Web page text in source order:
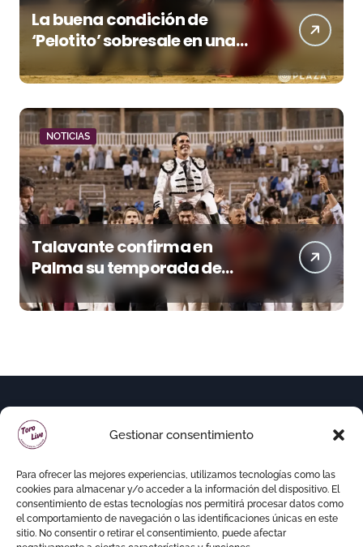
Gestionar consentimiento
Para ofrecer las mejores experiencias, utilizamos tecnologías como las
cookies para almacenar y/o acceder a la información del dispositivo. El
consentimiento de estas tecnologías nos permitirá procesar datos como
el comportamiento de navegación o las identificaciones únicas en este
sitio. No consentir o retirar el consentimiento, puede afectar
La buena condición de
‘Pelotito’ sobresale en una
noche gris en Las Ventas
NOTICIAS
Talavante confirma en
Palma su temporada de
figura y el palco niega el
premio a Roca Rey